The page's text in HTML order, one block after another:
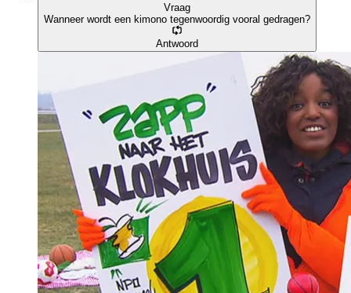
Vraag
Wanneer wordt een kimono tegenwoordig vooral gedragen?
Antwoord